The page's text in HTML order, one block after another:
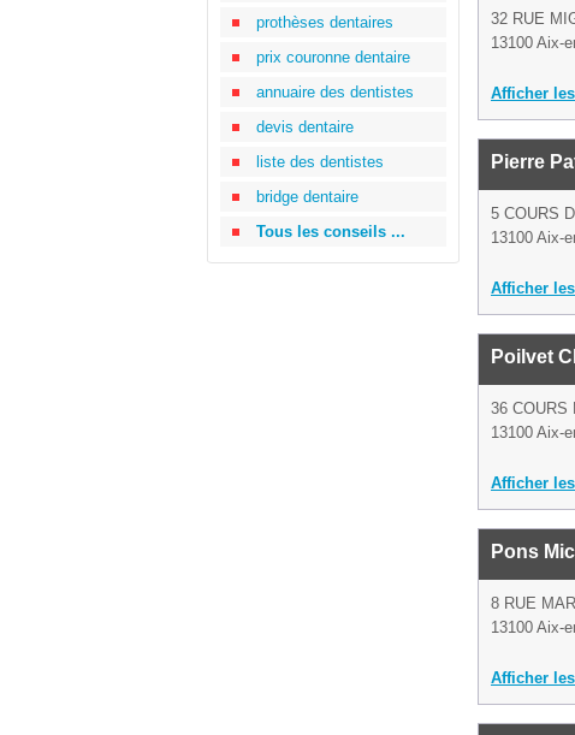
prothèses dentaires
prix couronne dentaire
annuaire des dentistes
devis dentaire
liste des dentistes
bridge dentaire
Tous les conseils ...
32 RUE
13100 Aix-
Afficher
Pierre
5 COURS
13100 Aix-
Afficher
Poilvet
36 COURS
13100 Aix-
Afficher
Pons
8 RUE
13100 Aix-
Afficher